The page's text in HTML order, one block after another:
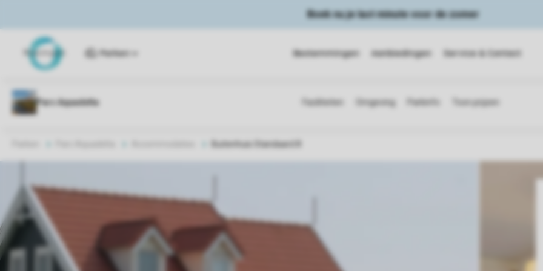
Boek nu je last minute voor de zomer
Parken Bestemmingen Aanbiedingen Service & Contact
Buitenhuis Standaard 8